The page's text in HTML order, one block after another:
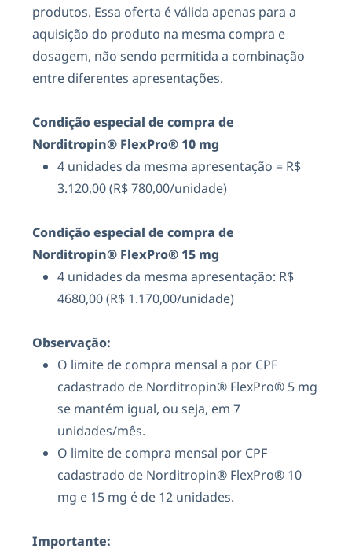
produtos. Essa oferta é válida apenas para a
aquisição do produto na mesma compra e
dosagem, não sendo permitida a combinação
entre diferentes apresentações.
Condição especial de compra de
Norditropin® FlexPro® 10 mg
4 unidades da mesma apresentação = R$
3.120,00 (R$ 780,00/unidade)
Condição especial de compra de
Norditropin® FlexPro® 15 mg
4 unidades da mesma apresentação: R$
4680,00 (R$ 1.170,00/unidade)
Observação:
O limite de compra mensal a por CPF
cadastrado de Norditropin® FlexPro® 5 mg
se mantém igual, ou seja, em 7
unidades/mês.
O limite de compra mensal por CPF
cadastrado de Norditropin® FlexPro® 10
mg e 15 mg é de 12 unidades.
Importante: